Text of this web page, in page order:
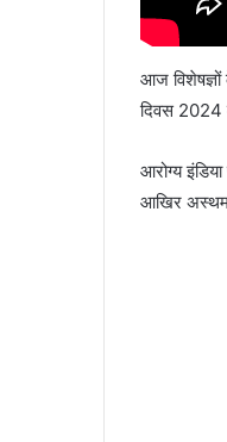
आज
दिवस 2024
आरोग्य
आखिर